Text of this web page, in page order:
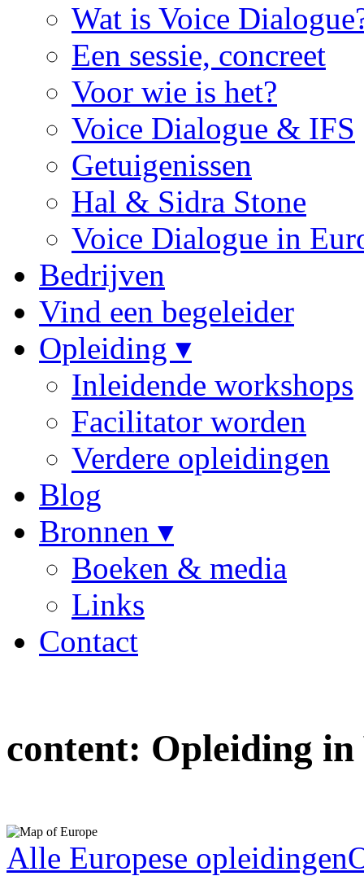
Wat is Voice
Een sessie, concreet
Voor wie is het?
Voice Dialogue & IFS
Getuigenissen
Hal & Sidra Stone
Voice Dialogue in
Bedrijven
Vind een begeleider
Opleiding ▾
Inleidende workshops
Facilitator worden
Verdere opleidingen
Blog
Bronnen ▾
Boeken & media
Links
Contact
content: Opleiding in
Alle Europese opleidingen